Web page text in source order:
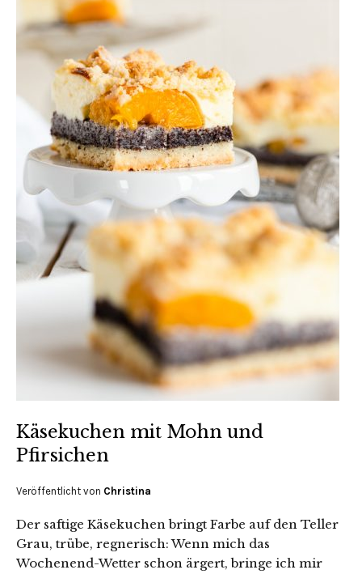
Käsekuchen mit Mohn und
Pfirsichen
Veröffentlicht von Christina
Der saftige Käsekuchen bringt Farbe auf den Teller
Grau, trübe, regnerisch: Wenn mich das
Wochenend-Wetter schon ärgert, bringe ich mir